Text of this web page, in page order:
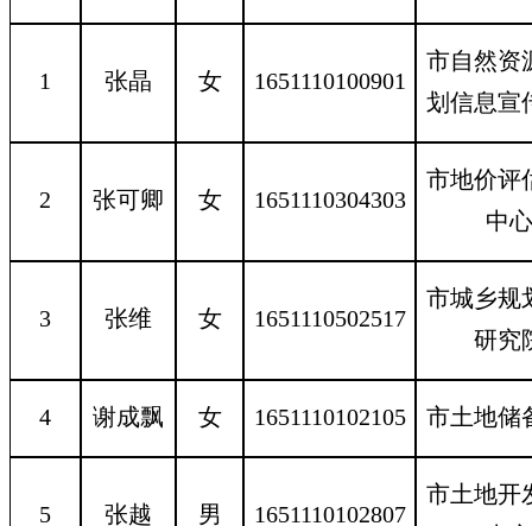
1 张晶 女 1651110100901
市自然资
划信息宣
2 张可卿 女 1651110304303
市地价评
中心
3 张维 女 1651110502517
市城乡规
研究
4 谢成飘 女 1651110102105 市土地储
5 张越 男 1651110102807
市土地开